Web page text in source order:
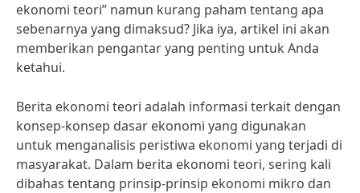
ekonomi teori” namun kurang paham tentang apa
sebenarnya yang dimaksud? Jika iya, artikel ini akan
memberikan pengantar yang penting untuk Anda
ketahui.
Berita ekonomi teori adalah informasi terkait dengan
konsep-konsep dasar ekonomi yang digunakan
untuk menganalisis peristiwa ekonomi yang terjadi di
masyarakat. Dalam berita ekonomi teori, sering kali
dibahas tentang prinsip-prinsip ekonomi mikro dan